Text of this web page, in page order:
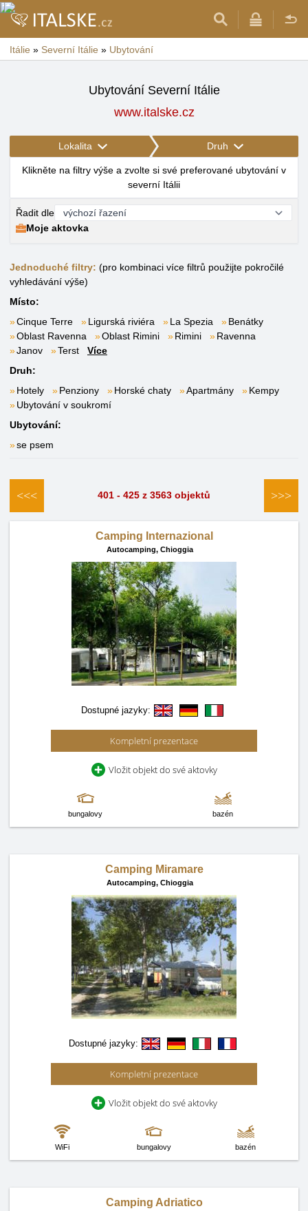
Itálie » Severní Itálie » Ubytování
Ubytování Severní Itálie
www.italske.cz
Lokalita Druh
Klikněte na filtry výše a zvolte si své preferované ubytování v
severní Itálii
Řadit dle
Moje aktovka
Jednoduché filtry: (pro kombinaci více filtrů použijte pokročilé
vyhledávání výše)
Místo:
Cinque Terre
Ligurská riviéra La Spezia
Benátky
Oblast Ravenna
Oblast Rimini Rimini
Ravenna
Janov
Terst
Více
Druh:
Hotely
Penziony Horské chaty Apartmány
Kempy
Ubytování v soukromí
Ubytování:
se psem
<<< 401 - 425 z 3563 objektů >>>
Camping Internazional
Autocamping, Chioggia
Dostupné jazyky:
Kompletní prezentace
Vložit objekt do své aktovky
bungalovy bazén
Camping Miramare
Autocamping, Chioggia
Dostupné jazyky:
Kompletní prezentace
Vložit objekt do své aktovky
WiFi bungalovy bazén
Camping Adriatico